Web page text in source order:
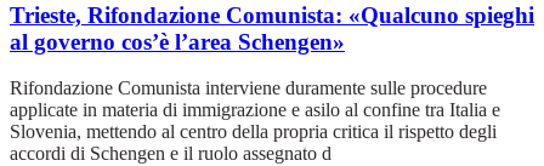
Trieste, Rifondazione Comunista: «Qualcuno spieghi
al governo cos’è l’area Schengen»
Rifondazione Comunista interviene duramente sulle procedure
applicate in materia di immigrazione e asilo al confine tra Italia e
Slovenia, mettendo al centro della propria critica il rispetto degli
accordi di Schengen e il ruolo assegnato d